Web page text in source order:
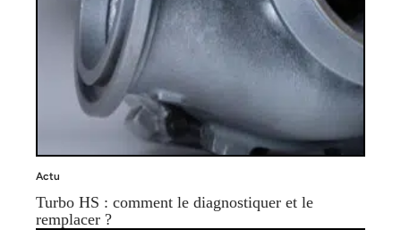
Actu
Turbo HS : comment le diagnostiquer et le
remplacer ?